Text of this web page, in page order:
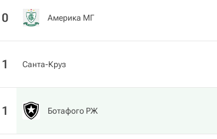
0 Америка МГ
1 Санта-Круз
1 Ботафого РЖ